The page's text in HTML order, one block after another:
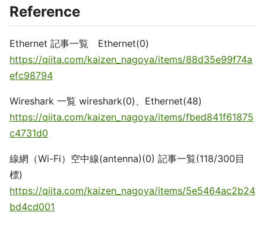
Reference
Ethernet 記事一覧 Ethernet(0)
https://qiita.com/kaizen_nagoya/items/88d35e99f74a
efc98794
Wireshark 一覧 wireshark(0)、Ethernet(48)
https://qiita.com/kaizen_nagoya/items/fbed841f61875
c4731d0
線網（Wi-Fi）空中線(antenna)(0) 記事一覧(118/300目
標)
https://qiita.com/kaizen_nagoya/items/5e5464ac2b24
bd4cd001